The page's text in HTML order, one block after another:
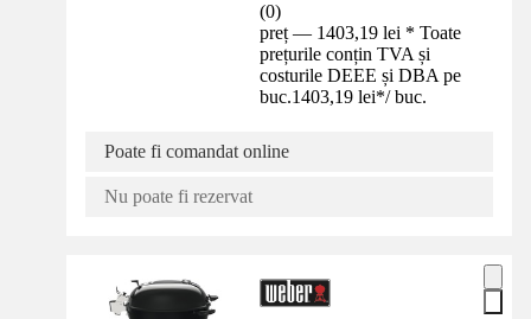
(0)
preț — 1403,19 lei * Toate
prețurile conțin TVA și
costurile DEEE și DBA pe
buc.1403,19 lei*/ buc.
Poate fi comandat online
Nu poate fi rezervat